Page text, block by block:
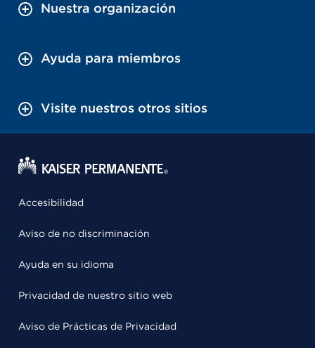
Nuestra organización
Ayuda para miembros
Visite nuestros otros sitios
Accesibilidad
Aviso de no discriminación
Ayuda en su idioma
Privacidad de nuestro sitio web
Aviso de Prácticas de Privacidad